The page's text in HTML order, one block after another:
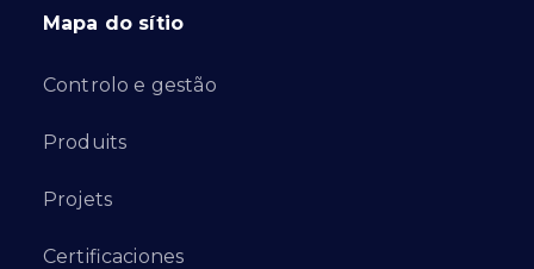
Mapa do sítio
Controlo e gestão
Produits
Projets
Certificaciones